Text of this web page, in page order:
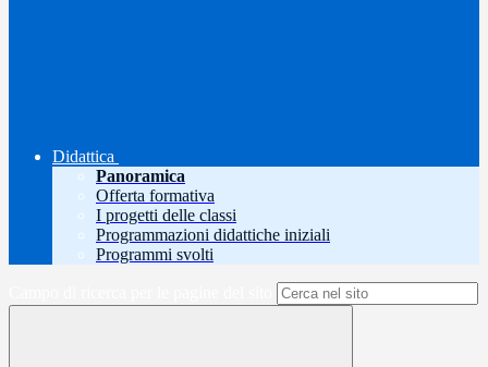
Didattica
Panoramica
Offerta formativa
I progetti delle classi
Programmazioni didattiche iniziali
Programmi svolti